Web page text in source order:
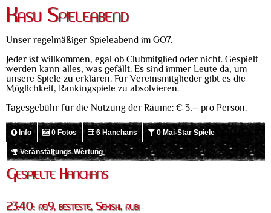
Kasu Spieleabend
Unser regelmäßiger Spieleabend im GO7.
Jeder ist willkommen, egal ob Clubmitglied oder nicht. Gespielt
werden kann alles, was gefällt. Es sind immer Leute da, um
unsere Spiele zu erklären. Für Vereinsmitglieder gibt es die
Möglichkeit, Rankingspiele zu absolvieren.
Tagesgebühr für die Nutzung der Räume: € 3,-- pro Person.
Info 0 Fotos 6 Hanchans 0 Mai-Star Spiele
Veranstaltungs Wertung
Gespielte Hanchans
23:40: rei9, besteste, Sekishi, rubi